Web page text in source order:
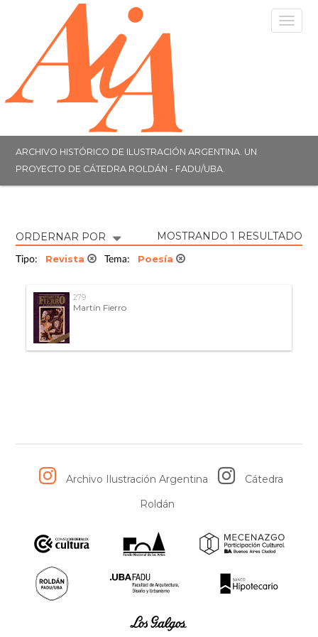
ARCHIVO HISTÓRICO DE ILUSTRACIÓN ARGENTINA. UN
PROYECTO DE CÁTEDRA ROLDÁN - FADU/UBA.
ORDERNAR POR MOSTRANDO 1 RESULTADO
Tipo: Revista Tema: Poesía
279
Martín Fierro
Archivo Ilustración Argentina
Cátedra
Roldán